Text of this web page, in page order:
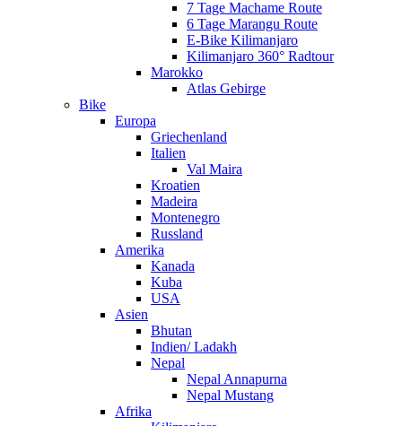
7 Tage Machame Route
6 Tage Marangu Route
E-Bike Kilimanjaro
Kilimanjaro 360° Radtour
Marokko
Atlas Gebirge
Bike
Europa
Griechenland
Italien
Val Maira
Kroatien
Madeira
Montenegro
Russland
Amerika
Kanada
Kuba
USA
Asien
Bhutan
Indien/ Ladakh
Nepal
Nepal Annapurna
Nepal Mustang
Afrika